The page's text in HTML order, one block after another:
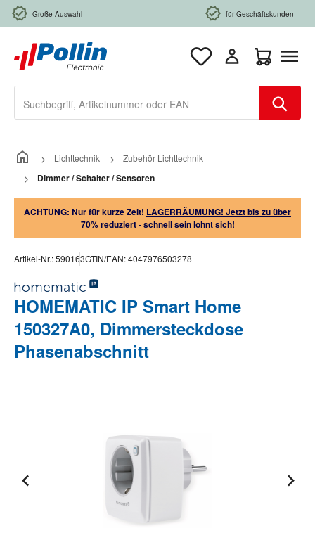
Zum Hauptinhalt springen
Große Auswahl für Geschäftskunden
Lichttechnik Zubehör Lichttechnik
Dimmer / Schalter / Sensoren
ACHTUNG: Nur für kurze Zeit! LAGERRÄUMUNG! Jetzt bis zu über
70% reduziert - schnell sein lohnt sich!
Artikel-Nr.:590163GTIN/EAN:4047976503278
HOMEMATIC IP Smart Home
150327A0, Dimmersteckdose
Phasenabschnitt